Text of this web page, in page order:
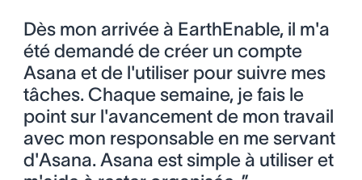
Dès mon arrivée à EarthEnable, il m'a
été demandé de créer un compte
Asana et de l'utiliser pour suivre mes
tâches. Chaque semaine, je fais le
point sur l'avancement de mon travail
avec mon responsable en me servant
d'Asana. Asana est simple à utiliser et